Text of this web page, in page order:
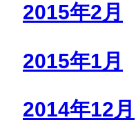
2015年2月
2015年1月
2014年12月